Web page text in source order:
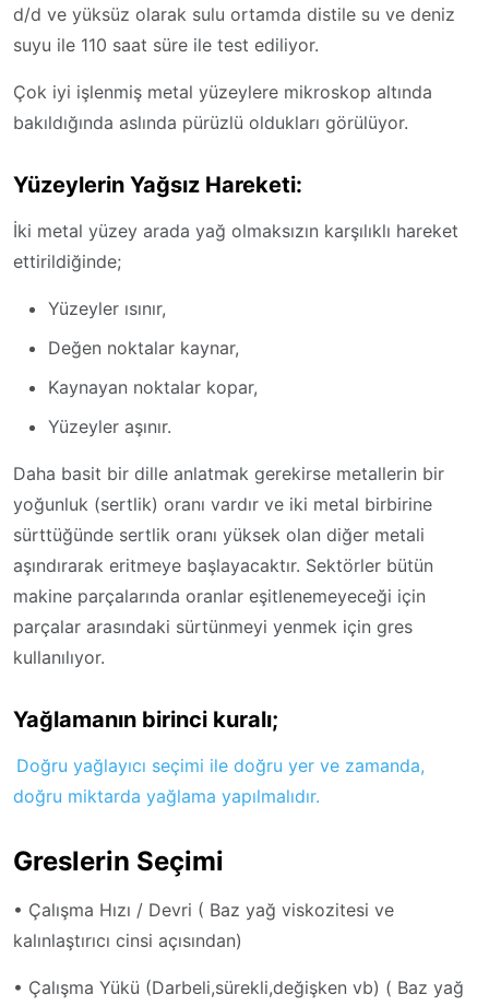
d/d ve yüksüz olarak sulu ortamda distile su ve deniz
suyu ile 110 saat süre ile test ediliyor.
Çok iyi işlenmiş metal yüzeylere mikroskop altında
bakıldığında aslında pürüzlü oldukları görülüyor.
Yüzeylerin Yağsız Hareketi:
İki metal yüzey arada yağ olmaksızın karşılıklı hareket
ettirildiğinde;
Yüzeyler ısınır,
Değen noktalar kaynar,
Kaynayan noktalar kopar,
Yüzeyler aşınır.
Daha basit bir dille anlatmak gerekirse metallerin bir
yoğunluk (sertlik) oranı vardır ve iki metal birbirine
sürttüğünde sertlik oranı yüksek olan diğer metali
aşındırarak eritmeye başlayacaktır. Sektörler bütün
makine parçalarında oranlar eşitlenemeyeceği için
parçalar arasındaki sürtünmeyi yenmek için gres
kullanılıyor.
Yağlamanın birinci kuralı;
Doğru yağlayıcı seçimi ile doğru yer ve zamanda,
doğru miktarda yağlama yapılmalıdır.
Greslerin Seçimi
• Çalışma Hızı / Devri ( Baz yağ viskozitesi ve
kalınlaştırıcı cinsi açısından)
• Çalışma Yükü (Darbeli,sürekli,değişken vb) ( Baz yağ